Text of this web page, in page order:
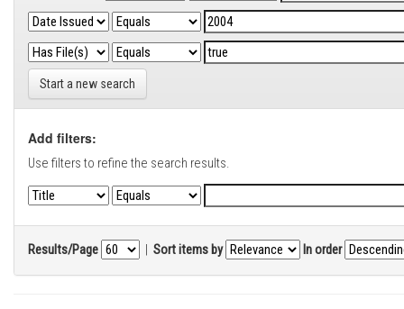
Start a new search
Add filters:
Use filters to refine the search results.
Results/Page | Sort items by In order